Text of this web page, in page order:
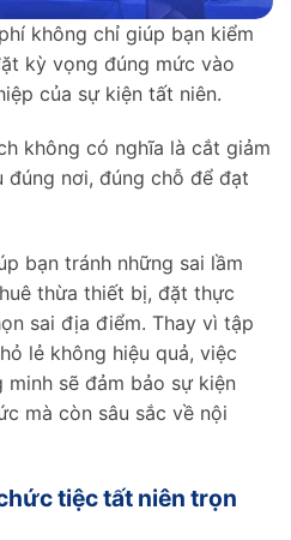
không chỉ giúp bạn kiểm
kỳ vọng đúng mức vào
của sự kiện tất niên.
không có nghĩa là cắt giảm
đúng nơi, đúng chỗ để đạt
bạn tránh những sai lầm
thừa thiết bị, đặt thực
sai địa điểm. Thay vì tập
lẻ không hiệu quả, việc
sẽ đảm bảo sự kiện
mà còn sâu sắc về nội
tiệc tất niên trọn